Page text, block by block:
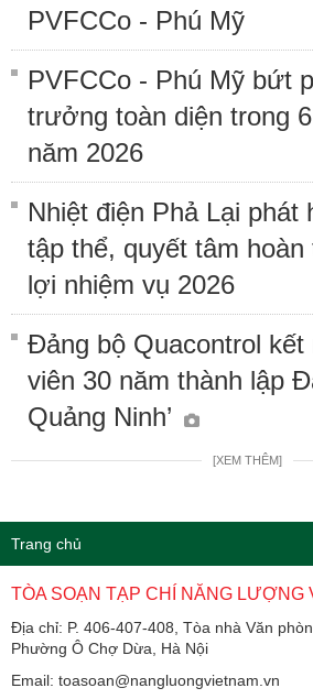
PVFCCo - Phú Mỹ
PVFCCo - Phú Mỹ bứt
trưởng toàn diện trong
năm 2026
Nhiệt điện Phả Lại phát
tập thể, quyết tâm hoàn
lợi nhiệm vụ 2026
Đảng bộ Quacontrol kết
viên 30 năm thành lập
Quảng Ninh’
[XEM THÊM]
Trang chủ
TÒA SOẠN TẠP CHÍ NĂNG LƯỢNG
Địa chỉ: P. 406-407-408, Tòa nhà Văn
Phường Ô Chợ Dừa, Hà Nội
Email: toasoan@nangluongvietnam.vn